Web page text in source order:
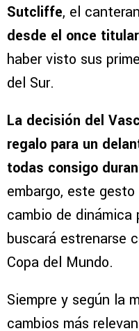
Sutcliffe, el
desde el once
haber visto sus
del Sur.
La decisión del
regalo para un
todas consigo
embargo, este
cambio de
buscará estrenarse
Copa del Mundo.
Siempre y según la
cambios más